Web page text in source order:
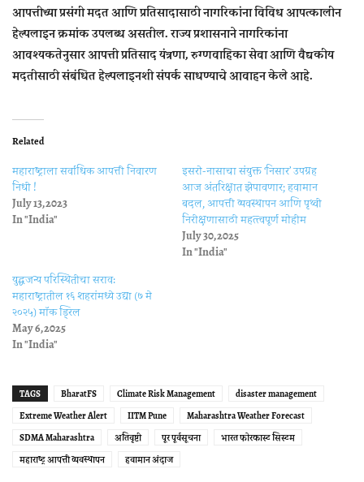
आपत्तीच्या प्रसंगी मदत आणि प्रतिसादासाठी नागरिकांना विविध आपत्कालीन
हेल्पलाइन क्रमांक उपलब्ध असतील. राज्य प्रशासनाने नागरिकांना
आवश्यकतेनुसार आपत्ती प्रतिसाद यंत्रणा, रुग्णवाहिका सेवा आणि वैद्यकीय
मदतीसाठी संबंधित हेल्पलाइनशी संपर्क साधण्याचे आवाहन केले आहे.
Related
महाराष्‍ट्राला सर्वाधिक आपत्ती निवारण
निधी !
July 13, 2023
In "India"
इसरो-नासाचा संयुक्त ‘निसार’ उपग्रह
आज अंतरिक्षात झेपावणार; हवामान
बदल, आपत्ती व्यवस्थापन आणि पृथ्वी
निरीक्षणासाठी महत्त्वपूर्ण मोहीम
July 30, 2025
In "India"
युद्धजन्य परिस्थितीचा सराव:
महाराष्ट्रातील १६ शहरांमध्ये उद्या (७ मे
२०२५) मॉक ड्रिल
May 6, 2025
In "India"
TAGS BharatFS Climate Risk Management
disaster management
Extreme Weather Alert
IITM Pune
Maharashtra Weather Forecast
SDMA Maharashtra
अतिवृष्टी पूर पूर्वसूचना
भारत फोरकास्ट सिस्टम
महाराष्ट्र आपत्ती व्यवस्थापन
हवामान अंदाज